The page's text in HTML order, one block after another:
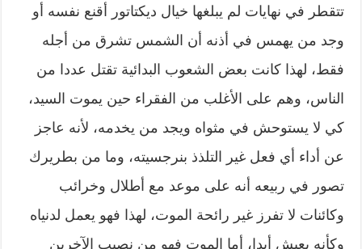
تتقطر في نهايات لم يبلغها خيال ديكتاتور أقنع نفسه أو
وجد من يهمس في أذنه أن الشمس تشرق من أجله
فقط، لهذا كانت بعض الشعوب البدائية تقتل عددا من
الناس، وهم على الأغلب من الفقراء حين يموت السيد،
كي لا يستوحش في مثواه ويجد من يخدمه، لأنه عاجز
عن أداء أي فعل غير التلذذ بنرجسيته، وما من بطريرك
تصور في ربيعه أنه على موعد مع أطلال وخرائب
وكائنات لا تفرز غير رائحة الموت، لهذا فهو يعمل لدنياه
وكأنه يعيش أبدا، أما الموت فهو من نصيب الآخرين